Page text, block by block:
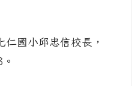
仁國小邱忠信校長，